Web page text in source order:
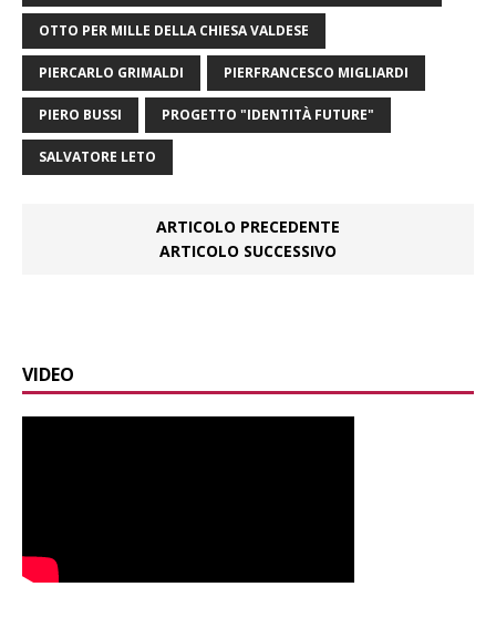
OTTO PER MILLE DELLA CHIESA VALDESE
PIERCARLO GRIMALDI PIERFRANCESCO MIGLIARDI
PIERO BUSSI PROGETTO "IDENTITÀ FUTURE"
SALVATORE LETO
ARTICOLO PRECEDENTE
ARTICOLO SUCCESSIVO
VIDEO